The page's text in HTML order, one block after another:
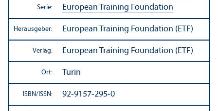
Serie:
European Training Foundation
Herausgeber: European Training Foundation (ETF)
Verlag: European Training Foundation (ETF)
Ort: Turin
ISBN/ISSN: 92-9157-295-0